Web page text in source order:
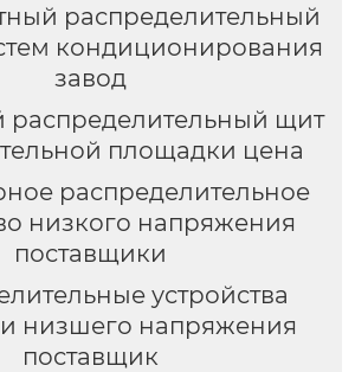
распределительный
кондиционирования
завод
щит
площадки цена
распределительное
низкого напряжения
поставщики
устройства
низшего напряжения
поставщик